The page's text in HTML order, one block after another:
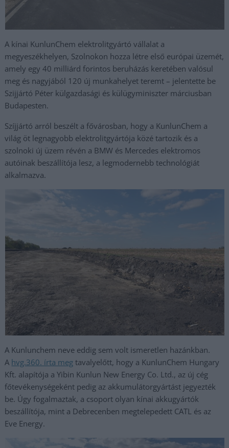
A kínai KunlunChem elektrolitgyártó vállalat a
megyeszékhelyen, Szolnokon hozza létre első európai üzemét,
amely egy 40 milliárd forintos beruházás keretében valósul
meg és nagyjából 120 új munkahelyet teremt – jelentette be
Szijjártó Péter külgazdasági és külügyminiszter márciusban
Budapesten.
Szíjjártó arról beszélt a fővárosban, hogy a KunlunChem a
világ öt legnagyobb elektrolitgyártója közé tartozik és a
szolnoki új üzem révén a BMW és Mercedes elektromos
autóinak beszállítója lesz, a legmodernebb technológiát
alkalmazva.
A Kunlunchem neve eddig sem volt ismeretlen hazánkban.
A hvg.360. írta meg tavalyelőtt, hogy a KunlunChem Hungary
Kft. alapítója a Yibin Kunlun New Energy Co. Ltd., az új cég
főtevékenységeként pedig az akkumulátorgyártást jegyezték
be. Úgy fogalmaztak, a csoport olyan kínai akkugyártók
beszállítója, mint a Debrecenben megtelepedett CATL és az
Eve Energy.